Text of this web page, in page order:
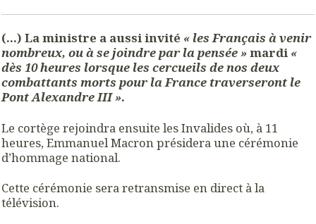
(…) La ministre a aussi invité « les Français à venir
nombreux, ou à se joindre par la pensée »mardi «
dès 10 heures lorsque les cercueils de nos deux
combattants morts pour la France traverseront le
Pont Alexandre III ».
Le cortège rejoindra ensuite les Invalides où, à 11
heures, Emmanuel Macron présidera une cérémonie
d’hommage national.
Cette cérémonie sera retransmise en direct à la
télévision.